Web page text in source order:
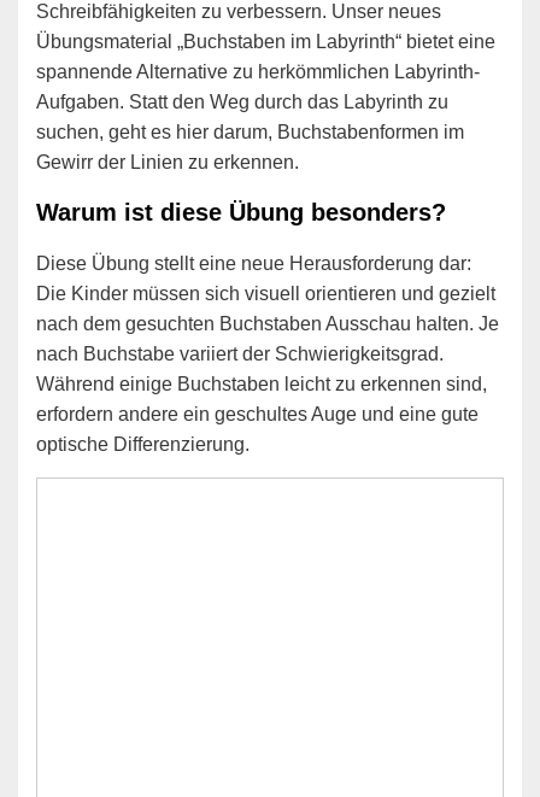
Schreibfähigkeiten zu verbessern. Unser neues
Übungsmaterial „Buchstaben im Labyrinth“ bietet eine
spannende Alternative zu herkömmlichen Labyrinth-
Aufgaben. Statt den Weg durch das Labyrinth zu
suchen, geht es hier darum, Buchstabenformen im
Gewirr der Linien zu erkennen.
Warum ist diese Übung besonders?
Diese Übung stellt eine neue Herausforderung dar:
Die Kinder müssen sich visuell orientieren und gezielt
nach dem gesuchten Buchstaben Ausschau halten. Je
nach Buchstabe variiert der Schwierigkeitsgrad.
Während einige Buchstaben leicht zu erkennen sind,
erfordern andere ein geschultes Auge und eine gute
optische Differenzierung.